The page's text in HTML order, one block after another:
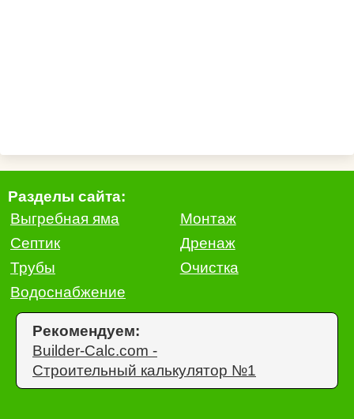
Разделы сайта:
Выгребная яма
Монтаж
Септик
Дренаж
Трубы
Очистка
Водоснабжение
Рекомендуем:
Builder-Calc.com -
Строительный калькулятор №1